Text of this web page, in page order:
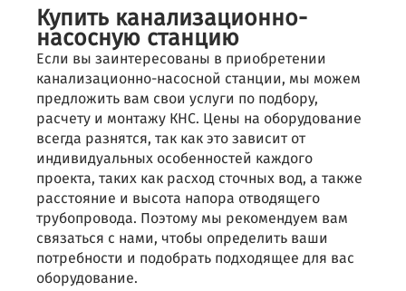
Купить канализационно-
насосную станцию
Если вы заинтересованы в приобретении
канализационно-насосной станции, мы можем
предложить вам свои услуги по подбору,
расчету и монтажу КНС. Цены на оборудование
всегда разнятся, так как это зависит от
индивидуальных особенностей каждого
проекта, таких как расход сточных вод, а также
расстояние и высота напора отводящего
трубопровода. Поэтому мы рекомендуем вам
связаться с нами, чтобы определить ваши
потребности и подобрать подходящее для вас
оборудование.